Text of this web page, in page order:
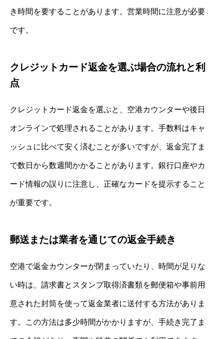
き時間を要することがあります。営業時間に注意が必要
です。
クレジットカード返金を選ぶ場合の流れと利
点
クレジットカード返金を選ぶと、空港カウンターや後日
オンラインで処理されることがあります。手数料はキャ
ッシュに比べて安く済むことが多いですが、返金完了ま
で数日から数週間かかることがあります。銀行口座やカ
ード情報の誤りに注意し、正確なカードを提示すること
が重要です。
郵送または業者を通じての返金手続き
空港で返金カウンターが閉まっていたり、時間が足りな
い時は、請求書とスタンプ取得済書類を郵便箱や事前用
意された封筒を使って返金業者に送付する方法がありま
す。この方法は多少時間がかかりますが、手続き完了ま